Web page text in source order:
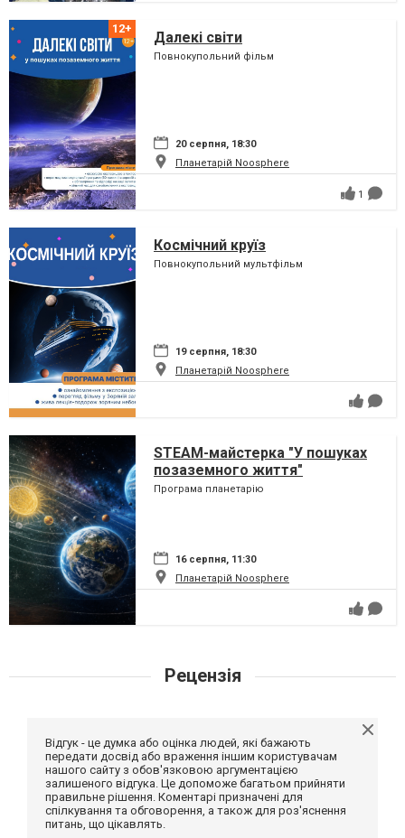
Далекі світи
Повнокупольний фільм
20 серпня, 18:30
Планетарій Noosphere
1
Космічний круїз
Повнокупольний мультфільм
19 серпня, 18:30
Планетарій Noosphere
STEAM-майстерка "У пошуках
позаземного життя"
Програма планетарію
16 серпня, 11:30
Планетарій Noosphere
Рецензія
Відгук - це думка або оцінка людей, які бажають
передати досвід або враження іншим користувачам
нашого сайту з обов'язковою аргументацією
залишеного відгука. Це допоможе багатьом прийняти
правильне рішення. Коментарі призначені для
спілкування та обговорення, а також для роз'яснення
питань, що цікавлять.